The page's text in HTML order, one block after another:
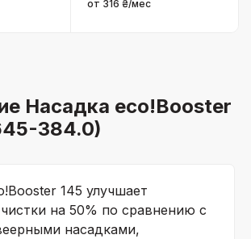
от 316 ₴/мес
Наcадка eco!Booster
384.0)
145 улучшает
на 50% по сравнению с
насадками,